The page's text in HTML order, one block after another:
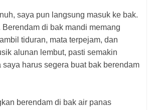
saya pun langsung masuk ke bak.
Berendam di bak mandi memang
tiduran, mata terpejam, dan
alunan lembut, pasti semakin
saya harus segera buat bak berendam
berendam di bak air panas